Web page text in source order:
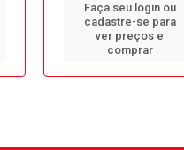
Faça seu login ou
cadastre-se para
ver preços e
comprar